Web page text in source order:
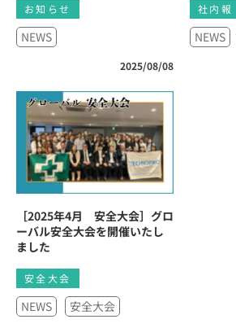
お知らせ
NEWS
2025/08/08
社内報
NEWS
［2025年4月 安全大会］グロ
ーバル安全大会を開催いたし
ました
安全大会
NEWS 安全大会